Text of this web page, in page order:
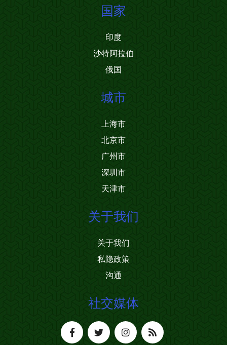
国家
印度
沙特阿拉伯
俄国
城市
上海市
北京市
广州市
深圳市
天津市
关于我们
关于我们
私隐政策
沟通
社交媒体